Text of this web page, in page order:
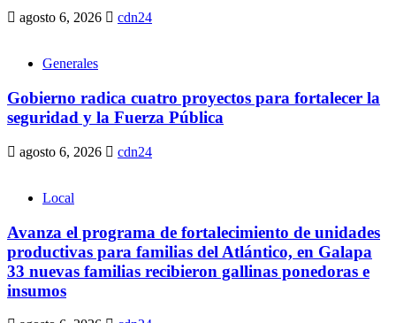
agosto 6, 2026 cdn24
Generales
Gobierno radica cuatro proyectos para fortalecer la
seguridad y la Fuerza Pública
agosto 6, 2026 cdn24
Local
Avanza el programa de fortalecimiento de unidades
productivas para familias del Atlántico, en Galapa
33 nuevas familias recibieron gallinas ponedoras e
insumos